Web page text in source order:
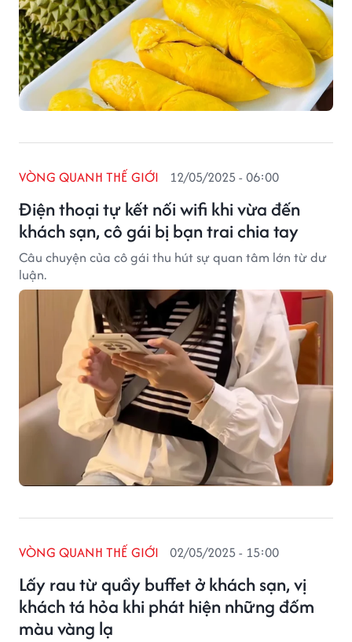
Điện thoại tự kết nối wifi khi vừa đến
khách sạn, cô gái bị bạn trai chia tay
VÒNG QUANH THẾ GIỚI 12/05/2025 - 06:00
Câu chuyện của cô gái thu hút sự quan tâm lớn từ dư
luận.
Lấy rau từ quầy buffet ở khách sạn, vị
khách tá hỏa khi phát hiện những đốm
màu vàng lạ
VÒNG QUANH THẾ GIỚI 02/05/2025 - 15:00